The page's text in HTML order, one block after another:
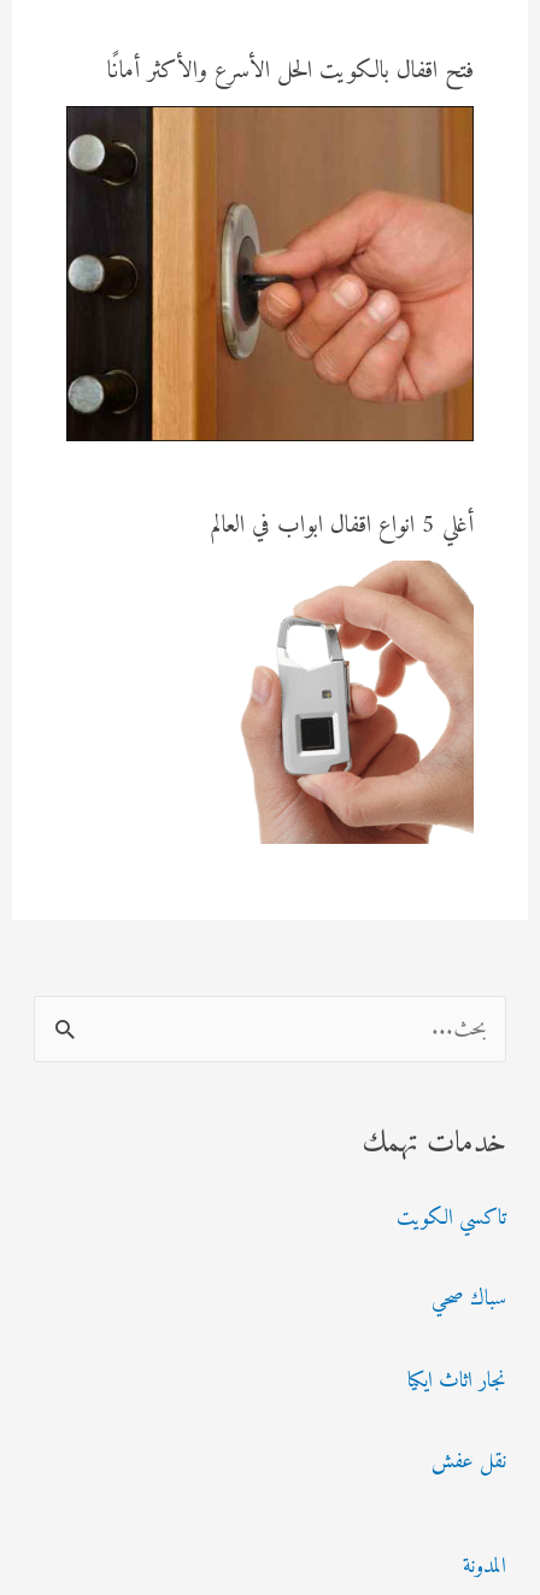
فتح اقفال بالكويت الحل الأسرع والأكثر أمانًا
أغلي 5 انواع اقفال ابواب في العالم
ح
ع
خدمات تهمك
تاكسي الكويت
سباك صحي
نجار اثاث ايكيا
نقل عفش
المدونة